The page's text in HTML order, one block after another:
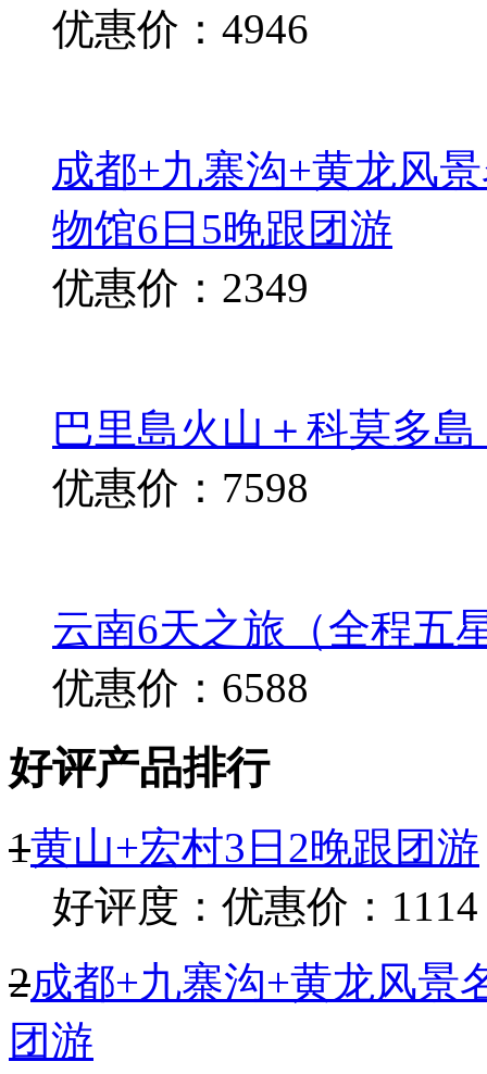
优惠价：4946
成都+九寨沟+黄龙风
物馆6日5晚跟团游
优惠价：2349
巴里島火山＋科莫多
优惠价：7598
云南6天之旅（全程五
优惠价：6588
好评产品排行
1黄山+宏村3日2晚跟团游
好评度： 优惠价：1114
2成都+九寨沟+黄龙风景
团游